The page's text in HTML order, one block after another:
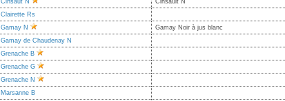
Cinsaut N
Cinsault N
Clairette Rs
Gamay N
Gamay Noir à jus blanc
Gamay de Chaudenay N
Grenache B
Grenache G
Grenache N
Marsanne B